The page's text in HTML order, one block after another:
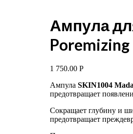
Ампула
1 750.00 Р
Ампула SKIN1004
предотвращает
Сокращает глубину и
предотвращает